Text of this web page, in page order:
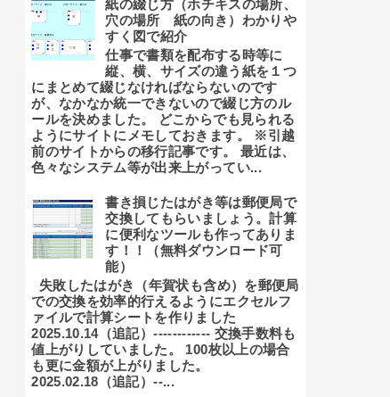
紙の綴じ方（ホチキスの場所、
穴の場所 紙の向き）わかりや
すく図で紹介
仕事で書類を配布する時等に
縦、横、サイズの違う紙を１つ
にまとめて綴じなければならないのです
が、なかなか統一できないので綴じ方のル
ールを決めました。 どこからでも見られる
ようにサイトにメモしておきます。 ※引越
前のサイトからの移行記事です。 最近は、
色々なシステム等が出来上がってい...
書き損じたはがき等は郵便局で
交換してもらいましょう。計算
に便利なツールも作ってありま
す！！（無料ダウンロード可
能）
失敗したはがき（年賀状も含め）を郵便局
での交換を効率的行えるようにエクセルフ
ァイルで計算シートを作りました
2025.10.14（追記）------------ 交換手数料も
値上がりしていました。 100枚以上の場合
も更に金額が上がりました。
2025.02.18（追記）--...